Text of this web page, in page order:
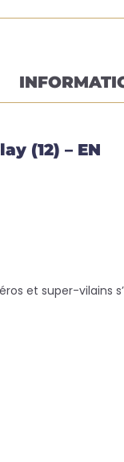
(12) – EN
et super-vilains